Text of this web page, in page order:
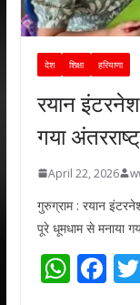
देश शिक्षा हरियाणा
रयान
गया
April 22, 2026
गुरुग्राम : रयान
पूरे धूमधाम से मनाया
W F